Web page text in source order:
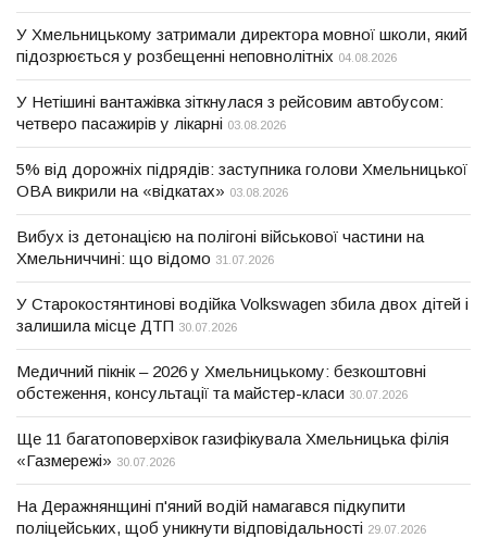
У Хмельницькому затримали директора мовної школи, який
підозрюється у розбещенні неповнолітніх 04.08.2026
У Нетішині вантажівка зіткнулася з рейсовим автобусом:
четверо пасажирів у лікарні 03.08.2026
5% від дорожніх підрядів: заступника голови Хмельницької
ОВА викрили на «відкатах» 03.08.2026
Вибух із детонацією на полігоні військової частини на
Хмельниччині: що відомо 31.07.2026
У Старокостянтинові водійка Volkswagen збила двох дітей і
залишила місце ДТП 30.07.2026
Медичний пікнік – 2026 у Хмельницькому: безкоштовні
обстеження, консультації та майстер-класи 30.07.2026
Ще 11 багатоповерхівок газифікувала Хмельницька філія
«Газмережі» 30.07.2026
На Деражнянщині п'яний водій намагався підкупити
поліцейських, щоб уникнути відповідальності 29.07.2026